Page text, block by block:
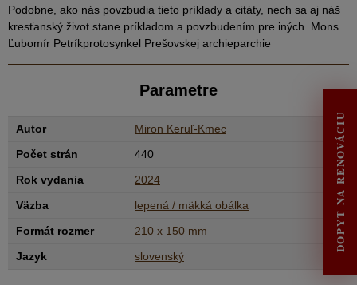
DOPYT NA RENOVÁCIU
Podobne, ako nás povzbudia tieto príklady a citáty, nech sa aj náš
kresťanský život stane príkladom a povzbudením pre iných. Mons.
Ľubomír Petríkprotosynkel Prešovskej archieparchie
Parametre
Autor
Miron Keruľ-Kmec
Počet strán
440
Rok vydania
2024
Väzba
lepená / mäkká obálka
Formát rozmer
210 x 150 mm
Jazyk
slovenský